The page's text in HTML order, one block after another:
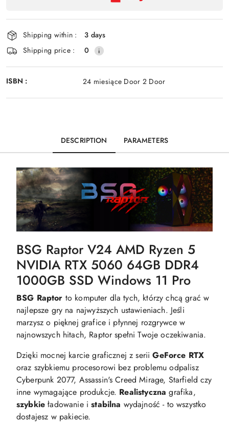
and
delivery
Shipping within :
3 days
Shipping price :
0
ISBN : 24 miesiące Door 2 Door
DESCRIPTION PARAMETERS
BSG Raptor V24 AMD Ryzen 5
NVIDIA RTX 5060 64GB DDR4
1000GB SSD Windows 11 Pro
BSG Raptor to komputer dla tych, którzy chcą grać w
najlepsze gry na najwyższych ustawieniach. Jeśli
marzysz o pięknej grafice i płynnej rozgrywce w
najnowszych hitach, Raptor spełni Twoje oczekiwania.
Dzięki mocnej karcie graficznej z seriiGeForce RTX
oraz szybkiemu procesorowi bez problemu odpalisz
Cyberpunk 2077, Assassin's Creed Mirage, Starfield czy
inne wymagające produkcje. Realistyczna grafika,
szybkie ładowanie istabilna wydajność - to wszystko
dostajesz w pakiecie.